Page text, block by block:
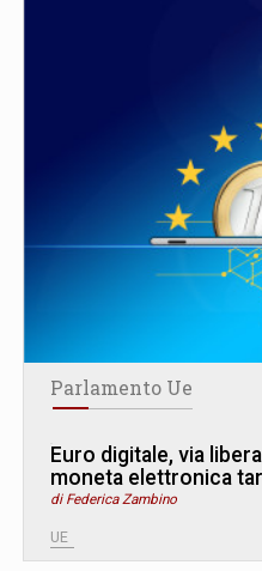
Parlamento Ue
Euro digitale, via
moneta elettronica
di Federica Zambino
UE